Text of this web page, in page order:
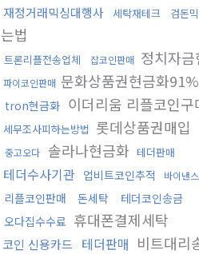
재정거래믹싱대행사 세탁재테크 검돈
는법
트론리플전송업체 잡코인판매 정치자
파이코인판매 문화상품권현금화91%
tron현금화 이더리움 리플코인구
세무조사피하는방법 롯데상품권매입
중고오다 솔라나현금화 테더판매
테더수사기관 업비트코인추적 바이낸
리플코인판매 돈세탁
테더코인송금
오다집수수료 휴대폰결제세탁
코인 신용카드 테더판매 비트대리